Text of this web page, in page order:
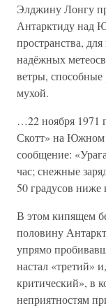
Элджину Лонгу
Антарктиду над
пространства,
надёжных
ветры, способные
мухой.
…22 ноября 1971
Скотт» на Южном
сообщение:
час; снежные
50 градусов ниже
В этом кипящем
половину
упрямо
настал «третий»
критический», в
неприятностям